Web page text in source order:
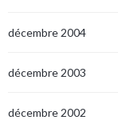
décembre 2004
décembre 2003
décembre 2002